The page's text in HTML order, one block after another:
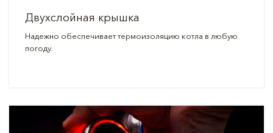
Двухслойная крышка
Надежно обеспечивает термоизоляцию котла в любую
погоду.